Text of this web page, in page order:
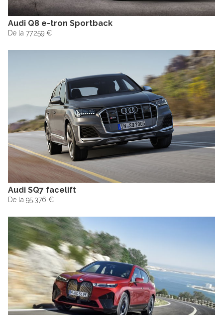
Audi Q8 e-tron Sportback
De la 77.259 €
Audi SQ7 facelift
De la 95.376 €